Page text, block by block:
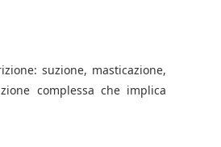
suzione, masticazione,
complessa che implica